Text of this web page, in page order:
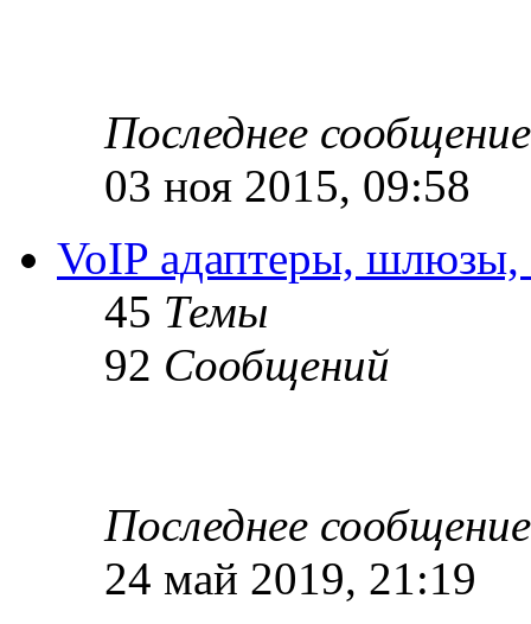
Последнее сообщение
03 ноя 2015, 09:58
VoIP адаптеры,
45 Темы
92 Сообщений
Последнее сообщение
24 май 2019, 21:19